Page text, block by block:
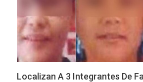
Localizan A 3 Integrantes De